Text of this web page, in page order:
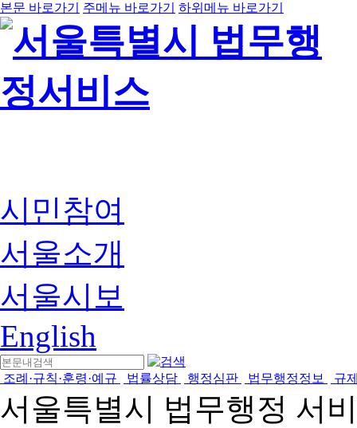
본문 바로가기 주메뉴 바로가기 하위메뉴 바로가기
시민참여
서울소개
서울시보
English
조례·규칙·훈령·예규 법률상담 행정심판 법무행정정보 규
서울특별시 법무행정 서